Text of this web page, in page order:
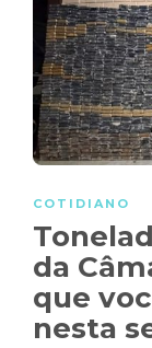
COTIDIANO
da
que
nesta